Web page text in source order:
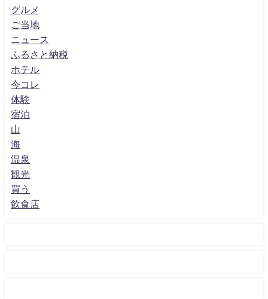
グルメ
ご当地
ニュース
ふるさと納税
ホテル
今コレ
体験
宿泊
山
海
温泉
観光
買う
飲食店